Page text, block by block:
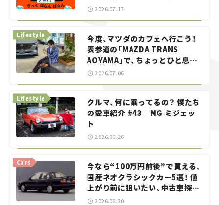
智之の「クルマでざっくばらんば
らん！」＃20
2026.07.17
今度、マツダのカフェへ行こう！
表参道の「MAZDA TRANS
AOYAMA」で、ちょっとひと息。
——連載｜CCGとクルマでどうす
Lifestyle
2026.07.06
クルマ、何に乗ってるの？ 僕たち
の愛車紹介 #43｜MG ミジェッ
ト
Lifestyle
2026.06.26
今なら“100万円前後”で買える、
国産ネオクラシックカー5選！ 値
上がり前に狙いたい、中古車探し
をお手伝い――ちょっとイケてるマ
Cars
2026.06.30